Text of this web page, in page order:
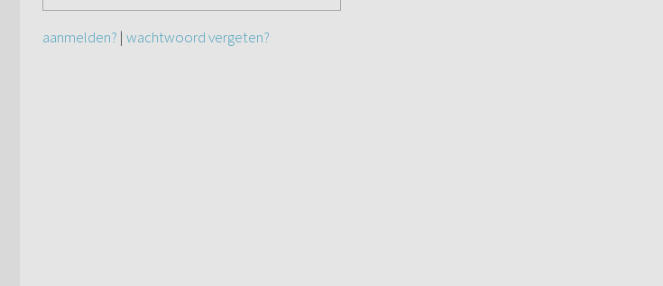
aanmelden? | wachtwoord vergeten?